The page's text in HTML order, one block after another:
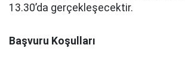
13.30’da gerçekleşecektir.
Başvuru Koşulları